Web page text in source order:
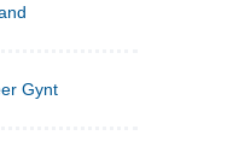
Gynt